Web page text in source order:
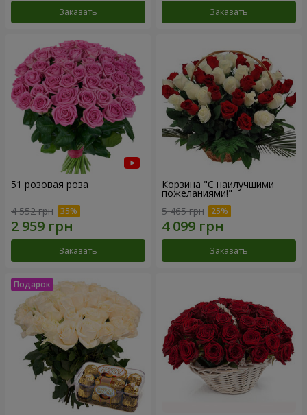
Заказать Заказать
51 розовая роза
4 552 грн
Заказать
Корзина "С наилучшими
пожеланиями!"
5 465 грн
Заказать